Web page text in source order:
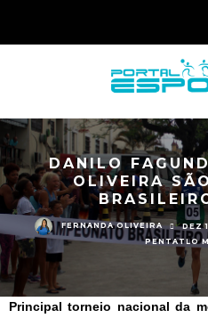
DANILO
OLIVEIRA
FERNANDA OLIVEIRA DEZ
PENTATLO
Principal torneio nacional da